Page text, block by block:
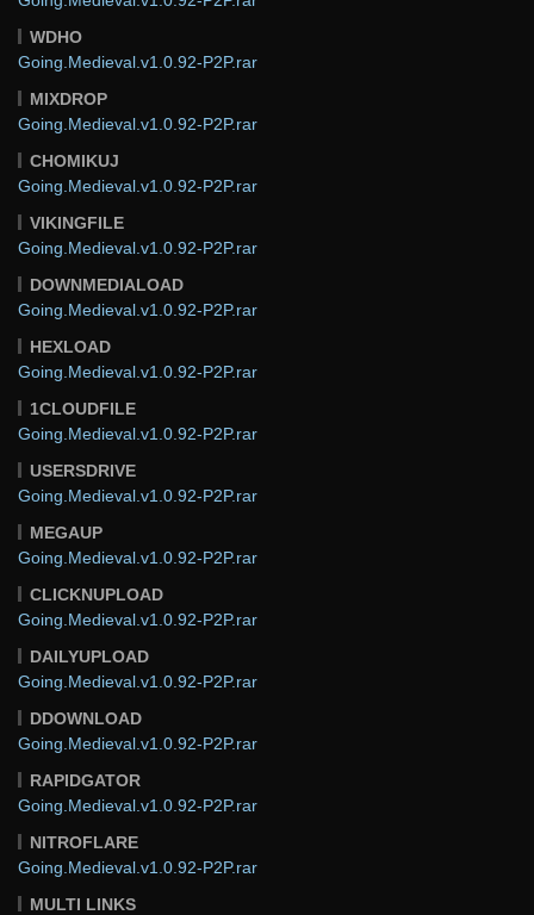
WDHO
Going.Medieval.v1.0.92-P2P.rar
MIXDROP
Going.Medieval.v1.0.92-P2P.rar
CHOMIKUJ
Going.Medieval.v1.0.92-P2P.rar
VIKINGFILE
Going.Medieval.v1.0.92-P2P.rar
DOWNMEDIALOAD
Going.Medieval.v1.0.92-P2P.rar
HEXLOAD
Going.Medieval.v1.0.92-P2P.rar
1CLOUDFILE
Going.Medieval.v1.0.92-P2P.rar
USERSDRIVE
Going.Medieval.v1.0.92-P2P.rar
MEGAUP
Going.Medieval.v1.0.92-P2P.rar
CLICKNUPLOAD
Going.Medieval.v1.0.92-P2P.rar
DAILYUPLOAD
Going.Medieval.v1.0.92-P2P.rar
DDOWNLOAD
Going.Medieval.v1.0.92-P2P.rar
RAPIDGATOR
Going.Medieval.v1.0.92-P2P.rar
NITROFLARE
Going.Medieval.v1.0.92-P2P.rar
MULTI LINKS